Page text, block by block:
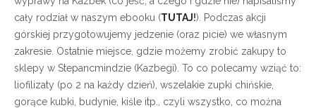
cały rodział w naszym ebooku (TUTAJ!). Podczas akcji
górskiej przygotowujemy jedzenie (oraz picie) we własnym
zakresie. Ostatnie miejsce, gdzie możemy zrobić zakupy to
sklepy w Stepancmindzie (Kazbegi). To co polecamy wziąć to:
liofilizaty (po 2 na każdy dzień), wszelakie zupki chińskie,
gorące kubki, budynie, kiśle itp., czyli wszystko, co można